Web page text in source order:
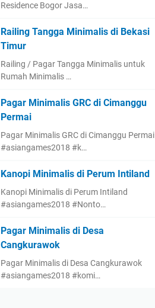
Residence Bogor Jasa…
Railing Tangga Minimalis di Bekasi
Timur
Railing / Pagar Tangga Minimalis untuk
Rumah Minimalis …
Pagar Minimalis GRC di Cimanggu
Permai
Pagar Minimalis GRC di Cimanggu Permai
#asiangames2018 #k…
Kanopi Minimalis di Perum Intiland
Kanopi Minimalis di Perum Intiland
#asiangames2018 #Nonto…
Pagar Minimalis di Desa
Cangkurawok
Pagar Minimalis di Desa Cangkurawok
#asiangames2018 #komi…